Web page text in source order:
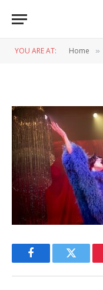
YOU ARE AT: Home »
Sylvie
FacebookTwitter